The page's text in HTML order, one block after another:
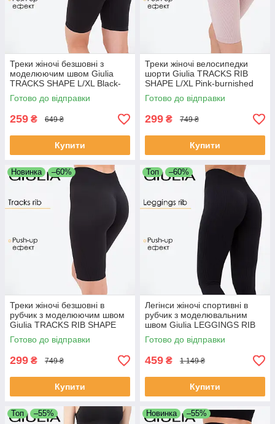
Треки жіночі безшовні з
моделюючим швом Giulia
TRACKS SHAPE L/XL Black-
black спортивні велосипедки
Готово до відправки
259 ₴ 649 ₴
Купити
Треки жіночі велосипедки
шорти Giulia TRACKS RIB
SHAPE L/XL Pink-burnished
lilac рожеві безшовні в рубчик
для спорту
Готово до відправки
299 ₴ 749 ₴
Купити
Новинка –60%
Треки жіночі безшовні в
рубчик з моделюючим швом
Giulia TRACKS RIB SHAPE
L/XL Black-black спортивні
велосипедки
Готово до відправки
299 ₴ 749 ₴
Купити
Топ –60%
Легінси жіночі спортивні в
рубчик з моделювальним
швом Giulia LEGGINGS RIB
S/M Black-black, лосини
Джулія шов
Готово до відправки
459 ₴ 1 149 ₴
Купити
Топ –55% Новинка –55%